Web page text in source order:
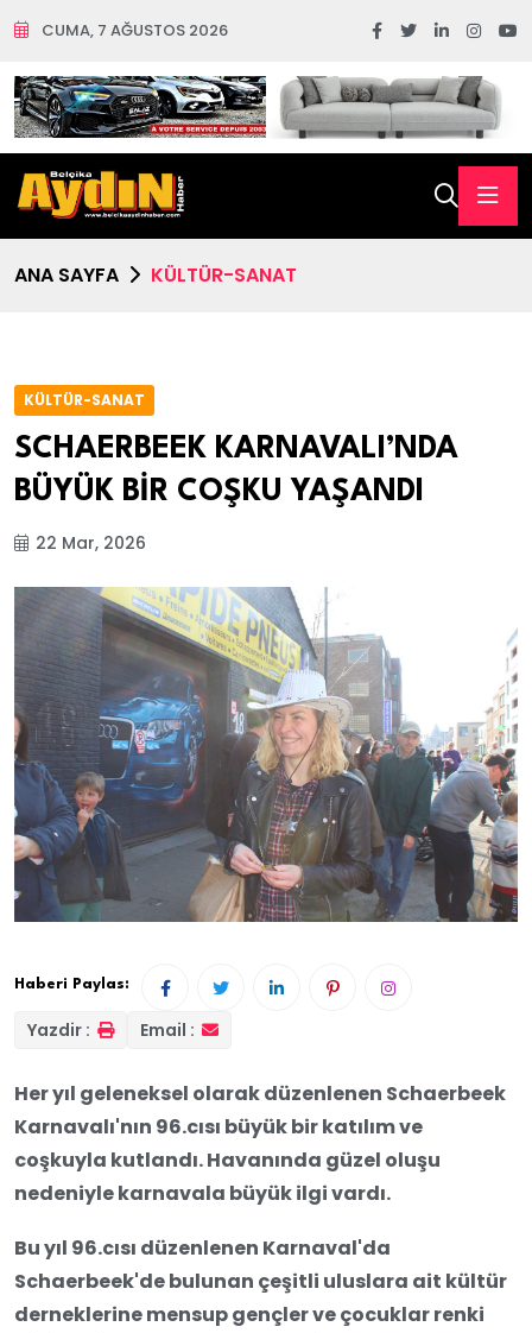
CUMA, 7 AĞUSTOS 2026
ANA SAYFA KÜLTÜR-SANAT
KÜLTÜR-SANAT
SCHAERBEEK KARNAVALI’NDA
BÜYÜK BİR COŞKU YAŞANDI
22 Mar, 2026
Haberi Paylas:
Yazdir : Email :
Her yıl geleneksel olarak düzenlenen Schaerbeek
Karnavalı'nın 96.cısı büyük bir katılım ve
coşkuyla kutlandı. Havanında güzel oluşu
nedeniyle karnavala büyük ilgi vardı.
Bu yıl 96.cısı düzenlenen Karnaval'da
Schaerbeek'de bulunan çeşitli uluslara ait kültür
derneklerine mensup gençler ve çocuklar renki